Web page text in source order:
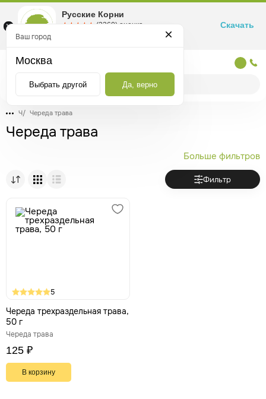
Ч/ Череда трава
Череда трава
Больше фильтров
Фильтр
5
Череда трехраздельная трава,
50 г
Череда трава
125 ₽
В корзину
Ваш город
Москва
Выбрать другой Да, верно
Русские Корни
☆☆☆☆☆
★★★★★ (2360) оценка
Маркетплейс товаров для здоровья
Скачать